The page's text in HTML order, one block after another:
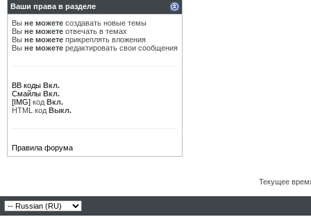
Ваши права в разделе
Вы не можете создавать новые темы
Вы не можете отвечать в темах
Вы не можете прикреплять вложения
Вы не можете редактировать свои сообщения
BB коды Вкл.
Смайлы Вкл.
[IMG] код Вкл.
HTML код Выкл.
Правила форума
Текущее